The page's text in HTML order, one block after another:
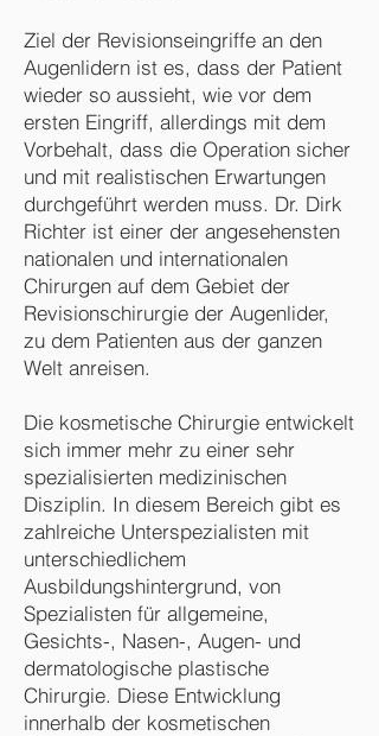
Ziel der Revisionseingriffe an den
Augenlidern ist es, dass der Patient
wieder so aussieht, wie vor dem
ersten Eingriff, allerdings mit dem
Vorbehalt, dass die Operation sicher
und mit realistischen Erwartungen
durchgeführt werden muss. Dr. Dirk
Richter ist einer der angesehensten
nationalen und internationalen
Chirurgen auf dem Gebiet der
Revisionschirurgie der Augenlider,
zu dem Patienten aus der ganzen
Welt anreisen.
Die kosmetische Chirurgie entwickelt
sich immer mehr zu einer sehr
spezialisierten medizinischen
Disziplin. In diesem Bereich gibt es
zahlreiche Unterspezialisten mit
unterschiedlichem
Ausbildungshintergrund, von
Spezialisten für allgemeine,
Gesichts-, Nasen-, Augen- und
dermatologische plastische
Chirurgie. Diese Entwicklung
innerhalb der kosmetischen